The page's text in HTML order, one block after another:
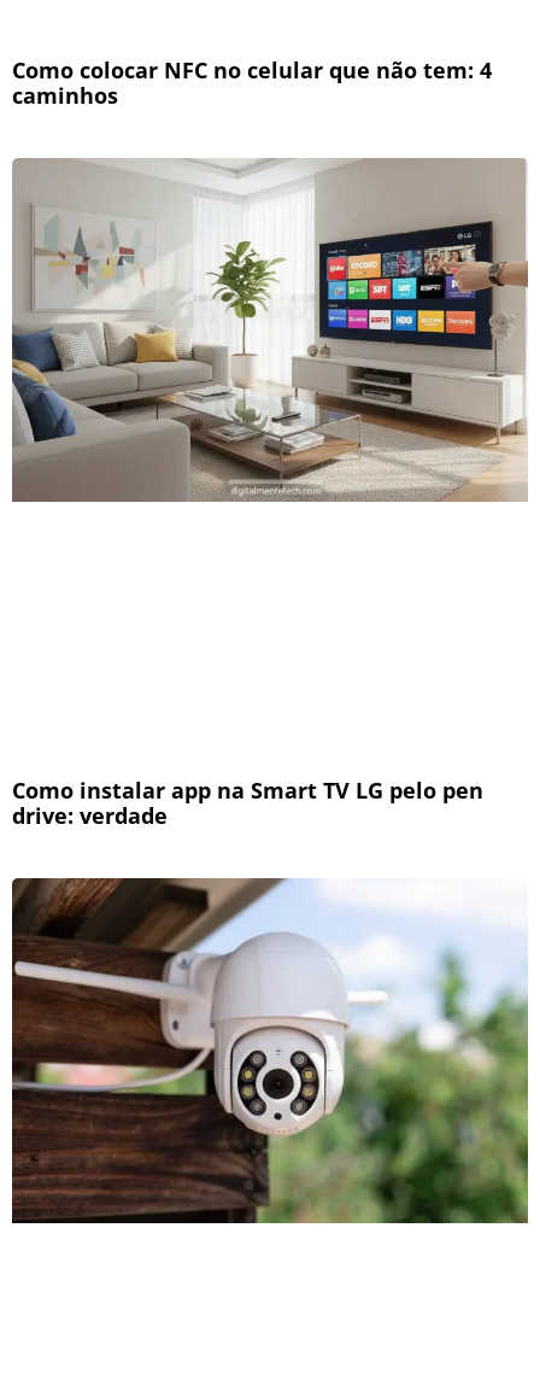
Como colocar NFC no celular que não tem: 4
caminhos
Como instalar app na Smart TV LG pelo pen
drive: verdade